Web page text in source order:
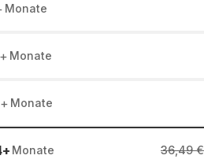
Monate
+ Monate
+ Monate
+ Monate 36,49 €